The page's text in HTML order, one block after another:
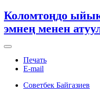
Коломтоңдо
эмнең менен
Печать
E-mail
Советбек Байгазиев